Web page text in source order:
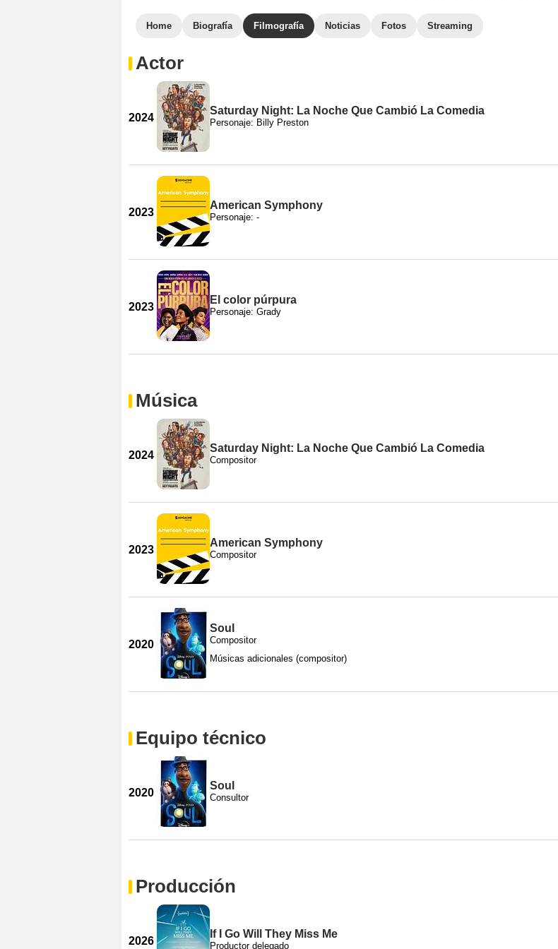
Home Biografía Filmografía Noticias Fotos Streaming
Actor
2024
Saturday Night: La Noche Que Cambió La Comedia
Personaje: Billy Preston
2023
American Symphony
Personaje: -
2023
El color púrpura
Personaje: Grady
Música
2024
Saturday Night: La Noche Que Cambió La Comedia
Compositor
2023
American Symphony
Compositor
2020
Soul
Compositor
Músicas adicionales (compositor)
Equipo técnico
2020
Soul
Consultor
Producción
2026
If I Go Will They Miss Me
Productor delegado